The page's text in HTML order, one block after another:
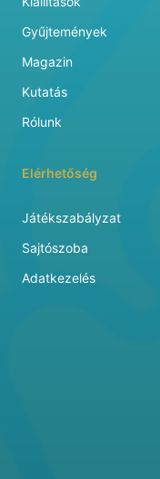
Gyűjtemények
Magazin
Kutatás
Rólunk
Elérhetőség
Játékszabályzat
Sajtószoba
Adatkezelés